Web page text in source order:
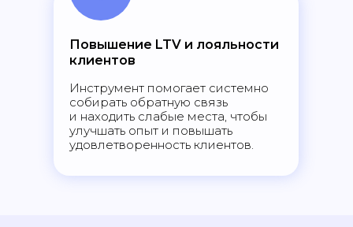
Повышение LTV и лояльности
клиентов
Инструмент помогает системно
собирать обратную связь
и находить слабые места, чтобы
улучшать опыт и повышать
удовлетворенность клиентов.